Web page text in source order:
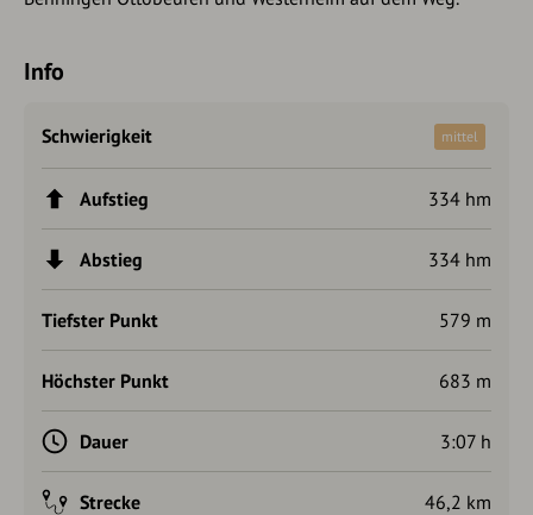
Info
Schwierigkeit mittel
Aufstieg 334 hm
Abstieg 334 hm
Tiefster Punkt 579 m
Höchster Punkt 683 m
Dauer 3:07 h
Strecke 46,2 km